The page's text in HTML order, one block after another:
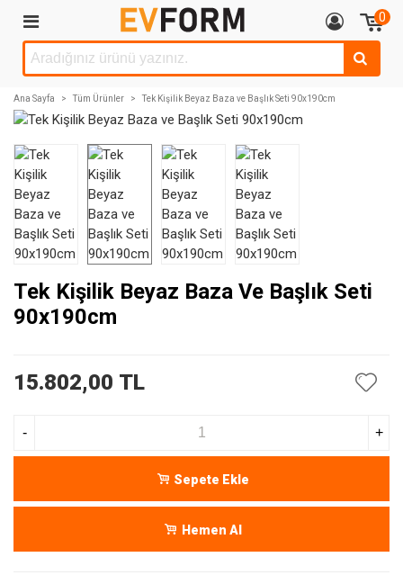
0
Ana Sayfa > Tüm Ürünler > Tek Kişilik Beyaz Baza ve Başlık Seti 90x190cm
Tek Kişilik Beyaz Baza Ve Başlık Seti
90x190cm
15.802,00 TL
- +
Sepete Ekle
Hemen Al